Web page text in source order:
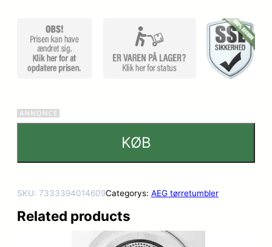
KØB
SKU: 7333394014609Categorys: AEG tørretumbler
Related products